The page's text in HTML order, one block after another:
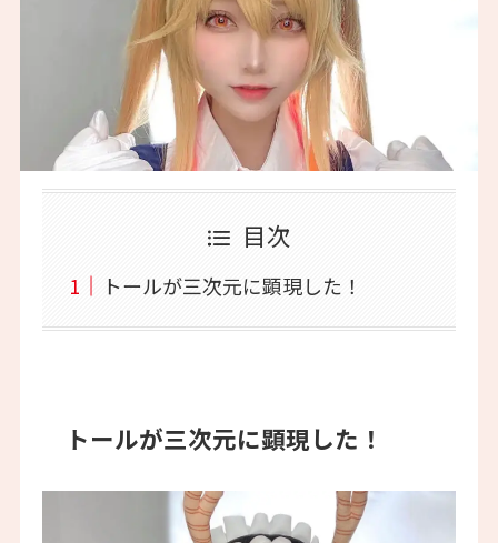
目次
トールが三次元に顕現した！
トールが三次元に顕現した！